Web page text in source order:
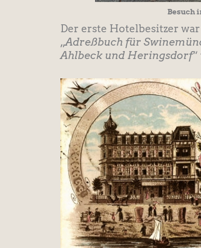
Besuch
Der erste Hotelbesitzer
„Adreßbuch für
Ahlbeck und Heringsdorf“